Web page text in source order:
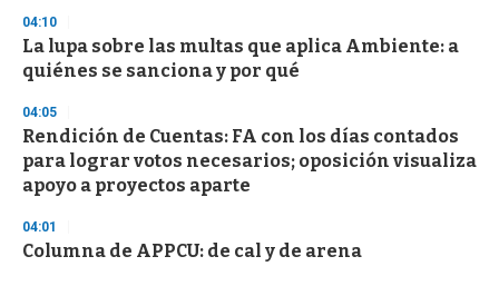
04:10
La lupa sobre las multas que aplica Ambiente: a
quiénes se sanciona y por qué
04:05
Rendición de Cuentas: FA con los días contados
para lograr votos necesarios; oposición visualiza
apoyo a proyectos aparte
04:01
Columna de APPCU: de cal y de arena